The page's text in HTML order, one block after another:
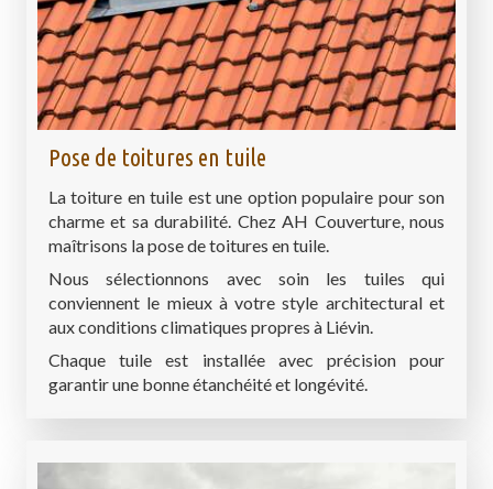
Pose de toitures en tuile
La toiture en tuile est une option populaire pour son
charme et sa durabilité. Chez AH Couverture, nous
maîtrisons la pose de toitures en tuile.
Nous sélectionnons avec soin les tuiles qui
conviennent le mieux à votre style architectural et
aux conditions climatiques propres à Liévin.
Chaque tuile est installée avec précision pour
garantir une bonne étanchéité et longévité.